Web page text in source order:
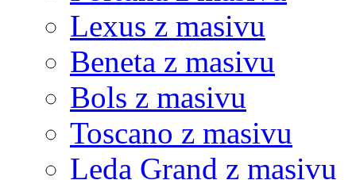
Lexus z masivu
Beneta z masivu
Bols z masivu
Toscano z masivu
Leda Grand z masivu